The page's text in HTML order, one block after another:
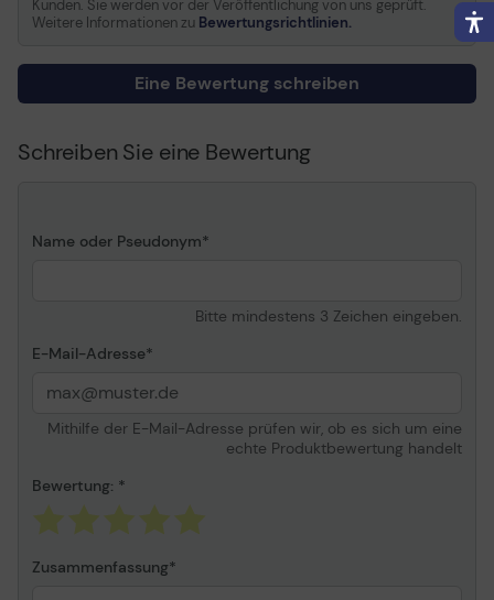
Verbrauchsmaterialtyp
Tonerpatrone
Drucktechnologie
LED
Farbe
Schwarz
Kapazität
Bis zu 15000 Seiten bei
Informationen zur Kompatibilität
Kunden. Sie werden vor der Veröffentlichung von uns geprüft.
Weitere Informationen zu Bewertungsrichtlinien.
Eine Bewertung schreiben
Schreiben Sie eine Bewertung
Name oder Pseudonym
Bitte mindestens 3 Zeichen eingeben.
E-Mail-Adresse
Mithilfe der E-Mail-Adresse prüfen wir, ob es sich um eine
echte Produktbewertung handelt
Bewertung:
Zusammenfassung